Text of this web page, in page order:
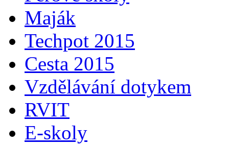
Maják
Techpot 2015
Cesta 2015
Vzdělávání dotykem
RVIT
E-skoly